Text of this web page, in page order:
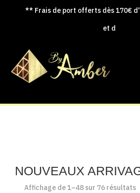
** Frais de port offerts dès 170€
et dans les DO
NOUVEAUX
Affichage de 1–48 sur 76 résultats